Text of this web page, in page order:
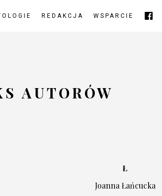
REDAKCJA WSPARCIE
AUTORÓW
Ł
Joanna Łańcucka